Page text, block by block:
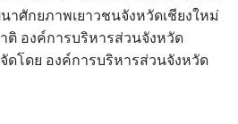
ศักยภาพเยาวชนจังหวัดเชียงใหม่
ติ องค์การบริหารส่วนจังหวัด
ดโดย องค์การบริหารส่วนจังหวัด